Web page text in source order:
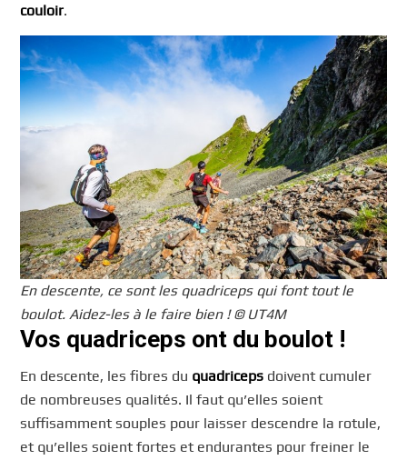
couloir.
En descente, ce sont les quadriceps qui font tout le
boulot. Aidez-les à le faire bien ! © UT4M
Vos quadriceps ont du boulot !
En descente, les fibres du quadriceps doivent cumuler
de nombreuses qualités. Il faut qu’elles soient
suffisamment souples pour laisser descendre la rotule,
et qu’elles soient fortes et endurantes pour freiner le